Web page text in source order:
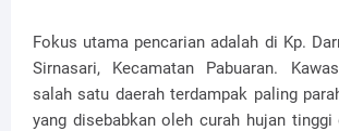
Fokus utama pencarian adalah di Kp.
Sirnasari, Kecamatan Pabuaran.
salah satu daerah terdampak paling
yang disebabkan oleh curah hujan tinggi